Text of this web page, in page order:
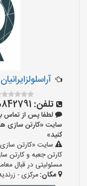
آراسلولزایرانیان
تلفن:
لطفا پس از تماس
کنید»
سایت «کارتن
کارتن جعبه و کارتن
مسئولیتی در قبال
مکان:مرکزی -